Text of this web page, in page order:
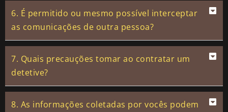
6. É permitido ou mesmo possível interceptar
as comunicações de outra pessoa?
7. Quais precauções tomar ao contratar um
detetive?
8. As informações coletadas por vocês podem